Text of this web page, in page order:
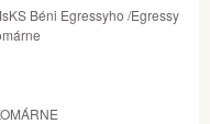
Béni Egressyho /Egressy